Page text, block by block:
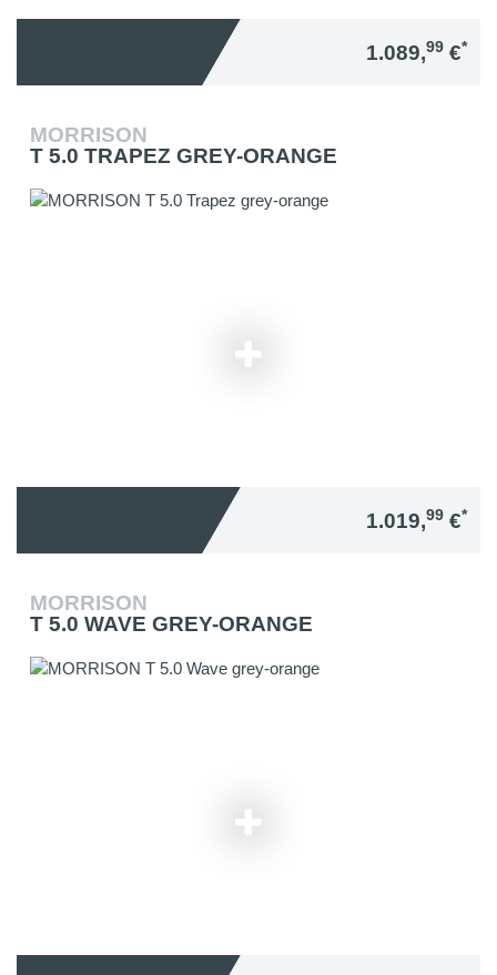
1.089,99 €*
MORRISON
T 5.0 TRAPEZ GREY-ORANGE
1.019,99 €*
MORRISON
T 5.0 WAVE GREY-ORANGE